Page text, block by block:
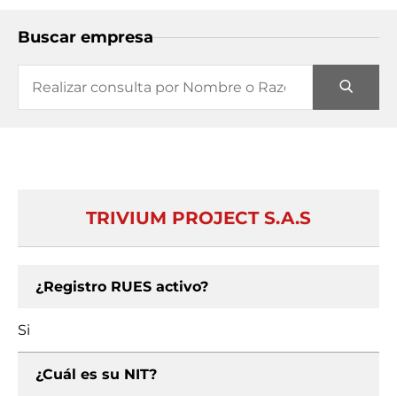
Buscar empresa
TRIVIUM PROJECT S.A.S
¿Registro RUES activo?
Si
¿Cuál es su NIT?